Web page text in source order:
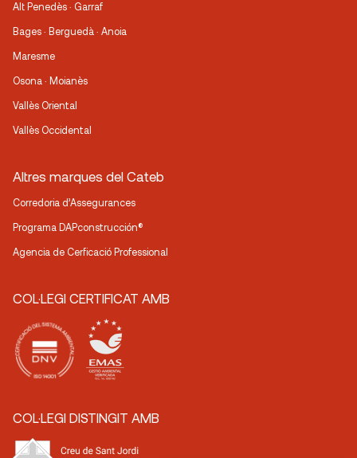
Alt Penedès · Garraf
Bages · Berguedà · Anoia
Maresme
Osona · Moianès
Vallès Oriental
Vallès Occidental
Altres marques del Cateb
Corredoria d’Assegurances
Programa DAPconstrucción®
Agencia de Cerficació Professional
COL·LEGI CERTIFICAT AMB
COL·LEGI DISTINGIT AMB